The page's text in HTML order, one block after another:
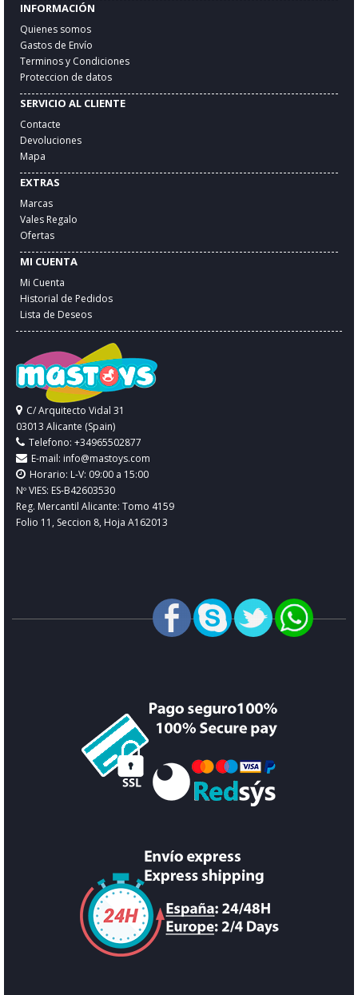
INFORMACIÓN
Quienes somos
Gastos de Envío
Terminos y Condiciones
Proteccion de datos
SERVICIO AL CLIENTE
Contacte
Devoluciones
Mapa
EXTRAS
Marcas
Vales Regalo
Ofertas
MI CUENTA
Mi Cuenta
Historial de Pedidos
Lista de Deseos
C/ Arquitecto Vidal 31
03013 Alicante (Spain)
Telefono: +34965502877
E-mail: info@mastoys.com
Horario: L-V: 09:00 a 15:00
Nº VIES: ES-B42603530
Reg. Mercantil Alicante: Tomo 4159
Folio 11, Seccion 8, Hoja A162013